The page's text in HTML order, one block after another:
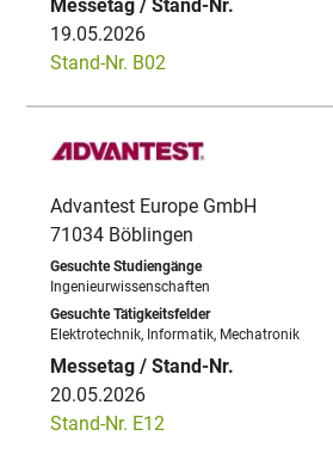
19.05.2026
Stand-Nr. B02
Advantest Europe GmbH
71034 Böblingen
Ingenieurwissenschaften
Elektrotechnik, Informatik, Mechatronik
20.05.2026
Stand-Nr. E12